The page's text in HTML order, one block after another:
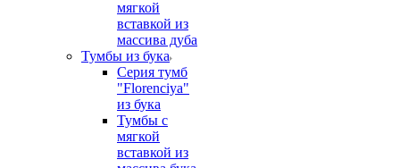
мягкой
вставкой из
массива дуба
Тумбы из бука
Серия тумб
"Florenciya"
из бука
Тумбы с
мягкой
вставкой из